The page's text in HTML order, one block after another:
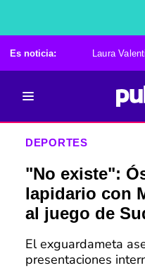
Es noticia: Laura
DEPORTES
"No existe":
lapidario con
al juego de
El exguardameta
presentaciones